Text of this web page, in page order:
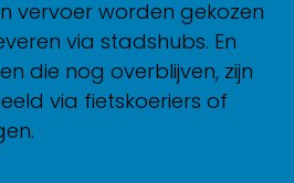
vervoer worden gekozen
via stadshubs. En
die nog overblijven, zijn
via fietskoeriers of